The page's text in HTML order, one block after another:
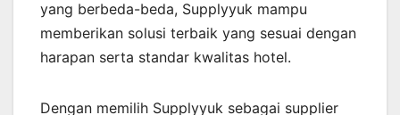
yang berbeda-beda, Supplyyuk mampu
memberikan solusi terbaik yang sesuai dengan
harapan serta standar kwalitas hotel.
Dengan memilih Supplyyuk sebagai supplier